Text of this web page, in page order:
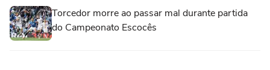
Torcedor morre ao passar mal durante partida
do Campeonato Escocês